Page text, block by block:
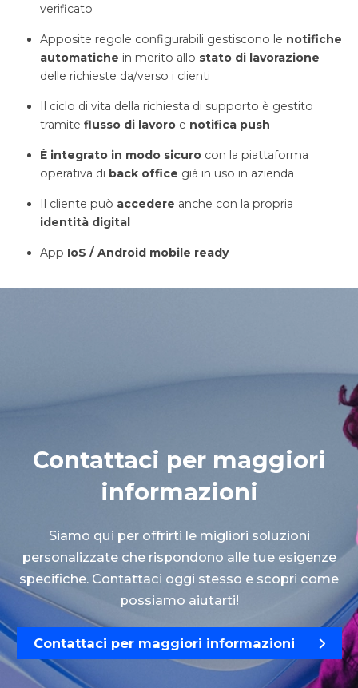
verificato
Apposite regole configurabili gestiscono le notifiche
automatiche in merito allo stato di lavorazione
delle richieste da/verso i clienti
Il ciclo di vita della richiesta di supporto è gestito
tramite flusso di lavoro e notifica push
È integrato in modo sicuro con la piattaforma
operativa di back office già in uso in azienda
Il cliente può accedere anche con la propria
identità digital
App IoS / Android mobile ready
Contattaci per maggiori
informazioni
Siamo qui per offrirti le migliori soluzioni
personalizzate che rispondono alle tue esigenze
specifiche. Contattaci oggi stesso e scopri come
possiamo aiutarti!
Contattaci per maggiori informazioni